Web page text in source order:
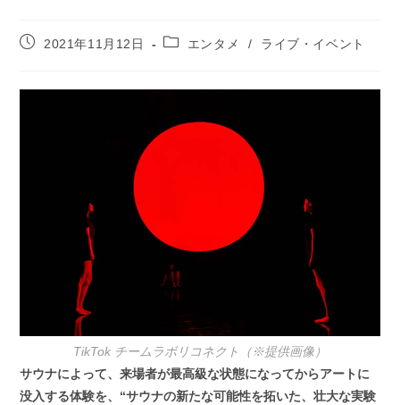
投
開
2021年11月12日
投
テ
リ
エンタメ / ライブ・イベント
TikTok チームラボリコネクト（※提供画像）
サウナによって、来場者が最高級な状態になってからアートに
没入する体験を、“サウナの新たな可能性を拓いた、壮大な実験